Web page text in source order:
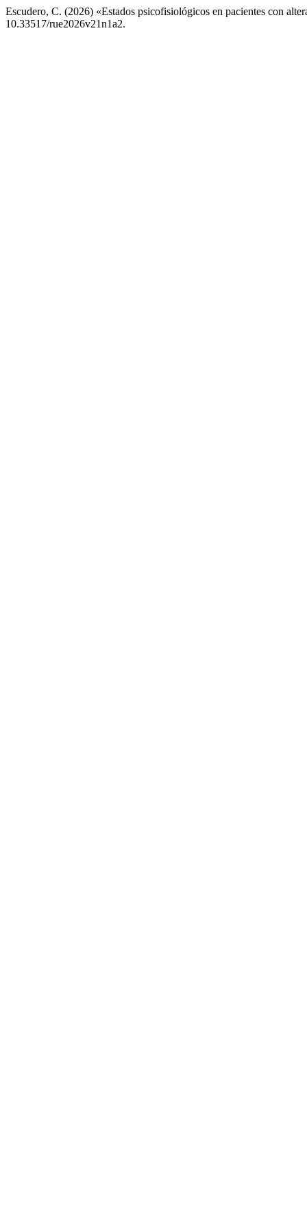
Escudero, C. (2026) «Estados psicofisiológicos en pacientes con
10.33517/rue2026v21n1a2.